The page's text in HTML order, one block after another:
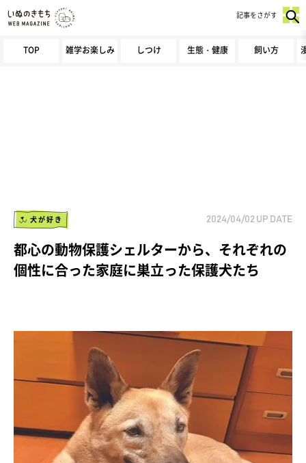
TOP 雑学お楽しみ しつけ 生態・健康 飼い方
記事をさがす
犬が好き 2024/04/02 UP DATE
都心の動物保護シェルターから、それぞれの
個性に合った家庭に巣立った保護犬たち